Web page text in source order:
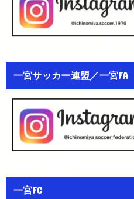
一宮サッカー連盟／一宮FA
一宮FC